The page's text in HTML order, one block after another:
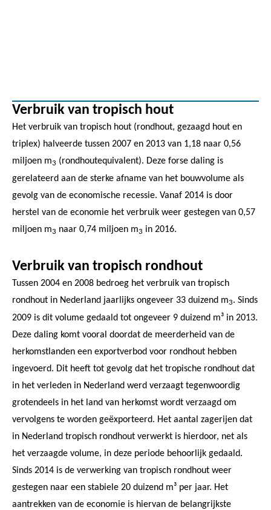
Verbruik van tropisch hout
Het verbruik van tropisch hout (rondhout, gezaagd hout en
triplex) halveerde tussen 2007 en 2013 van 1,18 naar 0,56
miljoen m3 (rondhoutequivalent). Deze forse daling is
gerelateerd aan de sterke afname van het bouwvolume als
gevolg van de economische recessie. Vanaf 2014 is door
herstel van de economie het verbruik weer gestegen van 0,57
miljoen m3 naar 0,74 miljoen m3 in 2016.
Verbruik van tropisch rondhout
Tussen 2004 en 2008 bedroeg het verbruik van tropisch
rondhout in Nederland jaarlijks ongeveer 33 duizend m3. Sinds
2009 is dit volume gedaald tot ongeveer 9 duizend m³ in 2013.
Deze daling komt vooral doordat de meerderheid van de
herkomstlanden een exportverbod voor rondhout hebben
ingevoerd. Dit heeft tot gevolg dat het tropische rondhout dat
in het verleden in Nederland werd verzaagt tegenwoordig
grotendeels in het land van herkomst wordt verzaagd om
vervolgens te worden geëxporteerd. Het aantal zagerijen dat
in Nederland tropisch rondhout verwerkt is hierdoor, net als
het verzaagde volume, in deze periode behoorlijk gedaald.
Sinds 2014 is de verwerking van tropisch rondhout weer
gestegen naar een stabiele 20 duizend m³ per jaar. Het
aantrekken van de economie is hiervan de belangrijkste